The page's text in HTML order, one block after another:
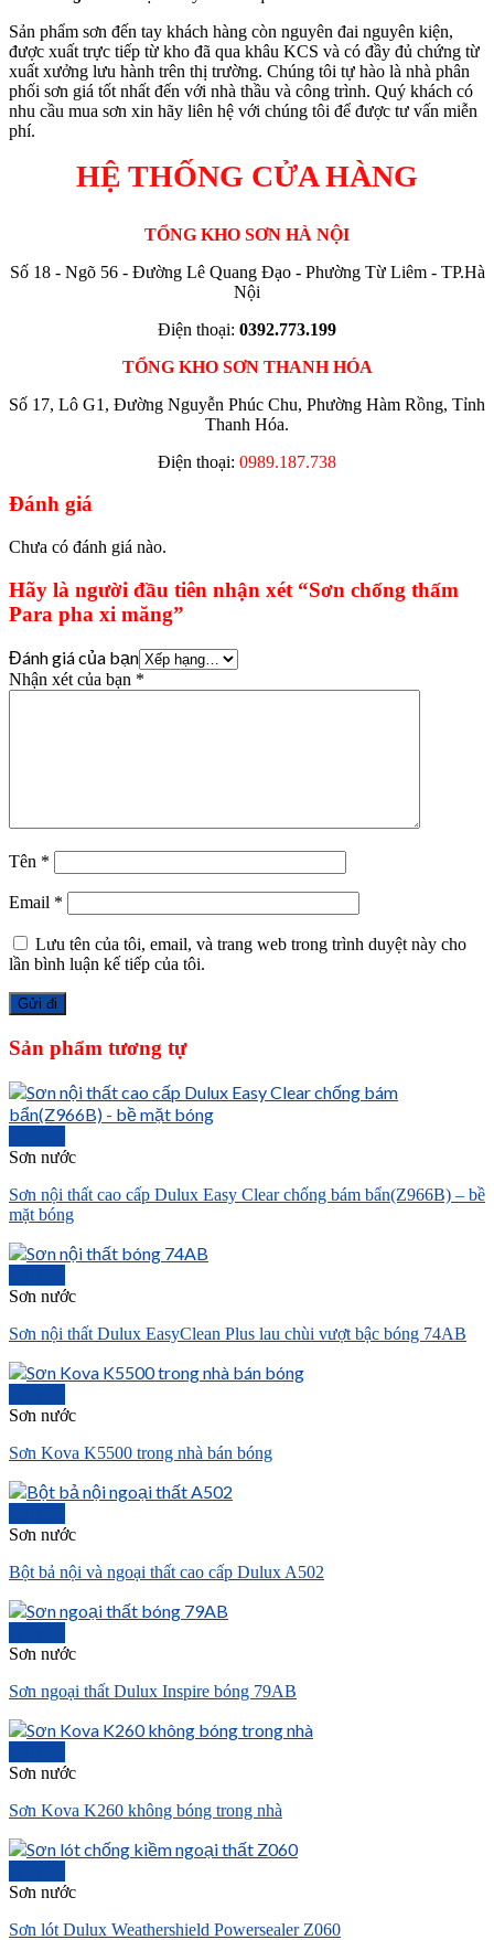
Sản phẩm sơn đến tay khách hàng còn nguyên đai nguyên kiện,
được xuất trực tiếp từ kho đã qua khâu KCS và có đầy đủ chứng từ
xuất xưởng lưu hành trên thị trường. Chúng tôi tự hào là nhà phân
phối sơn giá tốt nhất đến với nhà thầu và công trình. Quý khách có
nhu cầu mua sơn xin hãy liên hệ với chúng tôi để được tư vấn miễn
phí.
HỆ THỐNG CỬA HÀNG
TỔNG KHO SƠN HÀ NỘI
Số 18 - Ngõ 56 - Đường Lê Quang Đạo - Phường Từ Liêm - TP.Hà
Nội
Điện thoại: 0392.773.199
TỔNG KHO SƠN THANH HÓA
Số 17, Lô G1, Đường Nguyễn Phúc Chu, Phường Hàm Rồng, Tỉnh
Thanh Hóa.
Điện thoại: 0989.187.738
Đánh giá
Chưa có đánh giá nào.
Hãy là người đầu tiên nhận xét “Sơn chống thấm
Para pha xi măng”
Đánh giá của bạn
Nhận xét của bạn *
Tên *
Email *
Lưu tên của tôi, email, và trang web trong trình duyệt này cho
lần bình luận kế tiếp của tôi.
Sản phẩm tương tự
Sơn nước
Sơn nội thất cao cấp Dulux Easy Clear chống bám bẩn(Z966B) – bề
mặt bóng
Sơn nước
Sơn nội thất Dulux EasyClean Plus lau chùi vượt bậc bóng 74AB
Sơn nước
Sơn Kova K5500 trong nhà bán bóng
Sơn nước
Bột bả nội và ngoại thất cao cấp Dulux A502
Sơn nước
Sơn ngoại thất Dulux Inspire bóng 79AB
Sơn nước
Sơn Kova K260 không bóng trong nhà
Sơn nước
Sơn lót Dulux Weathershield Powersealer Z060